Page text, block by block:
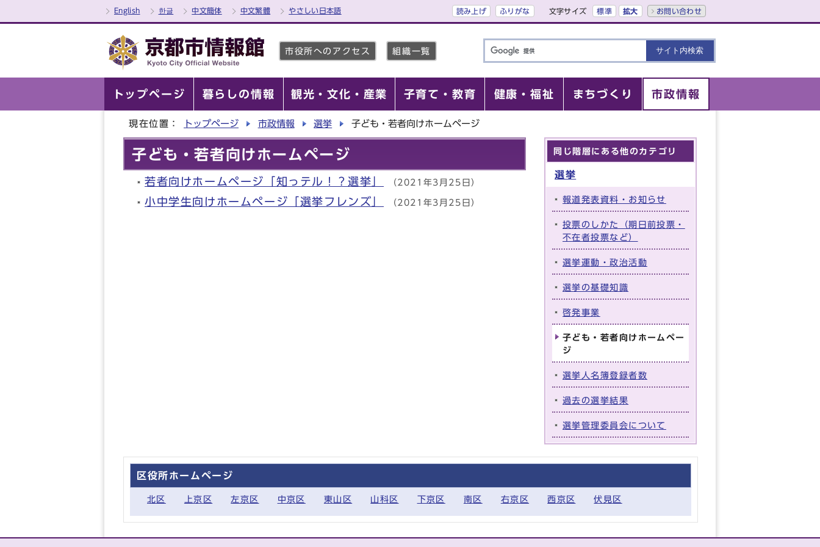
English 한글 中文簡体 中文繁體 やさしい日本語 読み上げ ふりがな 文字サイズ 標準 拡大 お問い合わせ
市役所へのアクセス 組織一覧
トップページ 暮らしの情報 観光・文化・産業 子育て・教育 健康・福祉 まちづくり 市政情報
現在位置： トップページ 市政情報 選挙 子ども・若者向けホームページ
子ども・若者向けホームページ
若者向けホームページ「知っテル！？選挙」 （2021年3月25日）
小中学生向けホームページ「選挙フレンズ」 （2021年3月25日）
同じ階層にある他のカテゴリ
選挙
報道発表資料・お知らせ
投票のしかた（期日前投票・
不在者投票など）
選挙運動・政治活動
選挙の基礎知識
啓発事業
子ども・若者向けホームペー
ジ
選挙人名簿登録者数
過去の選挙結果
選挙管理委員会について
区役所ホームページ
北区 上京区 左京区 中京区 東山区 山科区 下京区 南区 右京区 西京区 伏見区